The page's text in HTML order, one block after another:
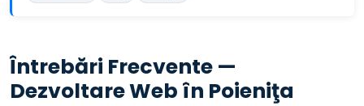
Întrebări Frecvente —
Dezvoltare Web în Poieniţa